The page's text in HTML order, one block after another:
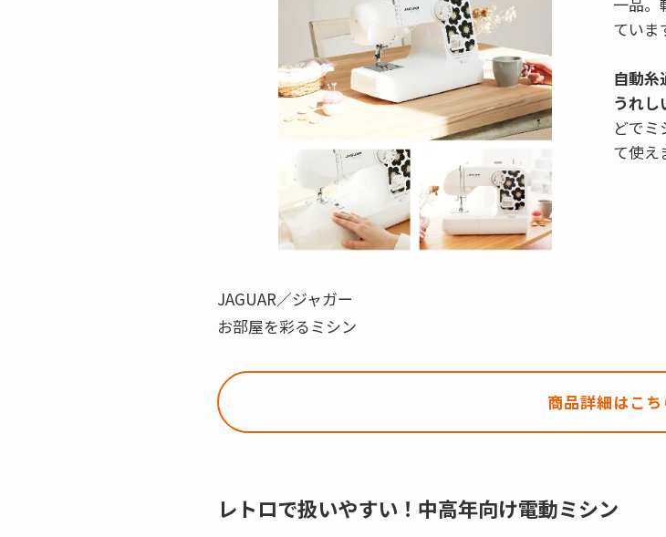
ていま
自動糸
うれし
どで
て使え
JAGUAR／ジャガー
お部屋を彩るミシン
商品詳細はこち
レトロで扱いやすい！中高年向け電動ミシン